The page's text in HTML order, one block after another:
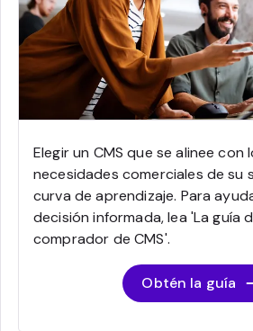
Elegir un CMS que se alinee
necesidades comerciales de su
curva de aprendizaje. Para
decisión informada, lea 'La guía
comprador de CMS'.
Obtén la guía